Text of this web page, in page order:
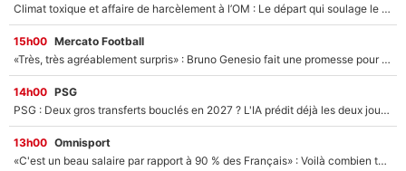
Climat toxique et affaire de harcèlement à l’OM : Le départ qui soulage le vestiaire de Bruno Genesio
15h00 Mercato Football
«Très, très agréablement surpris» : Bruno Genesio fait une promesse pour la suite du mercato de l’OM et rassure les supporters
14h00 PSG
PSG : Deux gros transferts bouclés en 2027 ? L'IA prédit déjà les deux joueurs qui pourraient rejoindre Luis Enrique !
13h00 Omnisport
«C'est un beau salaire par rapport à 90 % des Français» : Voilà combien touchait Nelson Monfort sur France Télévisions avant de rejoindre CNews